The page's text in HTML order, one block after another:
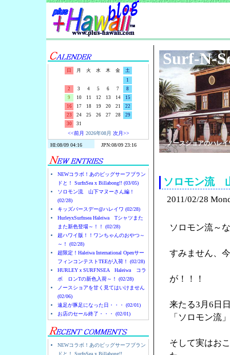
日 月 火 水 木 金
土
1
2
3 4 5 6 7
8
9
10 11 12 13 14
15
16
17 18 19 20 21
22
23
24 25 26 27 28
29
30
31
<<前月 2026年08月 次月>>
NEWコラボ！あのビッグサーフブラン
ドと！ SurfnSea x Billabong!! (03/05)
ソロモン流 山下マヌーさん編！
(02/28)
キッズバースデー@ハレイワ (02/28)
HurleyxSurfnsea Haleiwa Tシャツまた
また新色登場～！！ (02/28)
超ハワイ版！！ワンちゃんのおやつ～
～！ (02/28)
超限定！Haleiwa International Openサー
フィンコンテストTEEが入荷！ (02/28)
HURLEYｘSURFNSEA Haleiwa コラ
ボ ロンTの新色入荷～！ (02/28)
ノースショアを甘く見てはいけません
(02/06)
遠足が豚足になった日・・・ (02/01)
お店のセール終了・・・ (02/01)
NEWコラボ！あのビッグサーフブラン
ドと！ SurfnSea x Billabong!!
Surf-N-
ノースショアのハレ
ソロモン流
2011/02/28
ソロモン流～
すみません、
が！！！
来たる3月6日
「ソロモン流
そして実はお